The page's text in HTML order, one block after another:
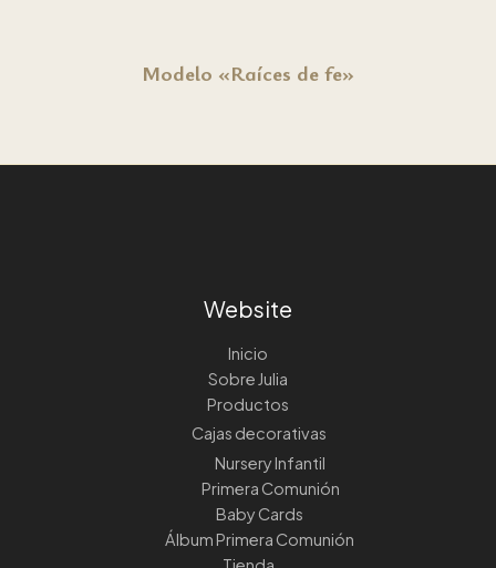
Modelo «Raíces de fe»
Website
Inicio
Sobre Julia
Productos
Cajas decorativas
Nursery Infantil
Primera Comunión
Baby Cards
Álbum Primera Comunión